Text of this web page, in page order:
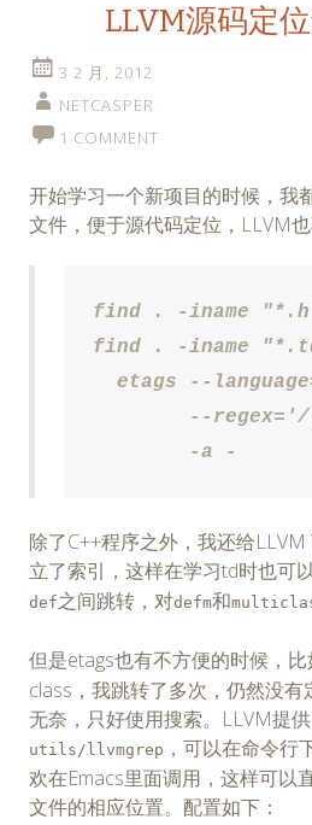
LLVM源码定
3 2 月, 2012
NETCASPER
1 COMMENT
开始学习一个新项目的时候，我
文件，便于源代码定位，LLVM也
find . -iname
find . -iname
etags --
--
        -a -
除了C++程序之外，我还给
立了索引，这样在学习td时也可
def之间跳转，对defm和
但是etags也有不方便的时候，比
class，我跳转了多次，仍然没有
无奈，只好使用搜索。LLVM提
utils/llvmgrep ，可以在命令行
欢在Emacs里面调用，这样可以
文件的相应位置。配置如下：